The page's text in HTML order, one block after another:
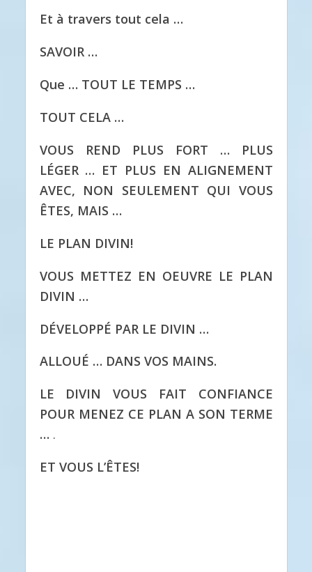
Et à travers tout cela …
SAVOIR …
Que … TOUT LE TEMPS …
TOUT CELA …
VOUS REND PLUS FORT … PLUS
LÉGER … ET PLUS EN ALIGNEMENT
AVEC, NON SEULEMENT QUI VOUS
ÊTES, MAIS …
LE PLAN DIVIN!
VOUS METTEZ EN OEUVRE LE PLAN
DIVIN …
DÉVELOPPÉ PAR LE DIVIN …
ALLOUÉ … DANS VOS MAINS.
LE DIVIN VOUS FAIT CONFIANCE
POUR MENEZ CE PLAN A SON TERME
… .
ET VOUS L’ÊTES!